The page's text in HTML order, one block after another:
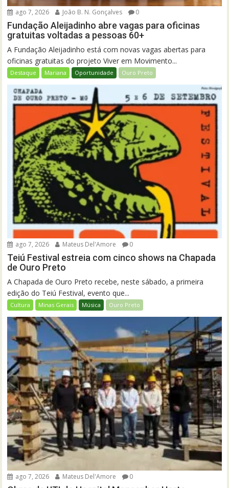
ago 7, 2026 João B. N. Gonçalves 0
Fundação Aleijadinho abre vagas para oficinas
gratuitas voltadas a pessoas 60+
A Fundação Aleijadinho está com novas vagas abertas para
oficinas gratuitas do projeto Viver em Movimento...
Destaque Mariana Oportunidade Ouro Preto
ago 7, 2026 Mateus Del'Amore 0
Teiú Festival estreia com cinco shows na Chapada
de Ouro Preto
A Chapada de Ouro Preto recebe, neste sábado, a primeira
edição do Teiú Festival, evento que...
Cultura Minas Gerais Música Ouro Preto
ago 7, 2026 Mateus Del'Amore 0